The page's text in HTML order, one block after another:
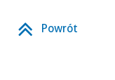
Powrót